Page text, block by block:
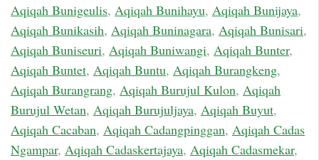
Aqiqah Bunigeulis, Aqiqah Bunihayu, Aqiqah Bunijaya,
Aqiqah Bunikasih, Aqiqah Buninagara, Aqiqah Bunisari,
Aqiqah Buniseuri, Aqiqah Buniwangi, Aqiqah Bunter,
Aqiqah Buntet, Aqiqah Buntu, Aqiqah Burangkeng,
Aqiqah Burangrang, Aqiqah Burujul Kulon, Aqiqah
Burujul Wetan, Aqiqah Burujuljaya, Aqiqah Buyut,
Aqiqah Cacaban, Aqiqah Cadangpinggan, Aqiqah Cadas
Ngampar, Aqiqah Cadaskertajaya, Aqiqah Cadasmekar,